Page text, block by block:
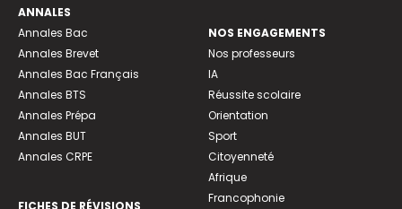
ANNALES
Annales Bac
Annales Brevet
Annales Bac Français
Annales BTS
Annales Prépa
Annales BUT
Annales CRPE
FICHES DE RÉVISIONS
NOS ENGAGEMENTS
Nos professeurs
IA
Réussite scolaire
Orientation
Sport
Citoyenneté
Afrique
Francophonie